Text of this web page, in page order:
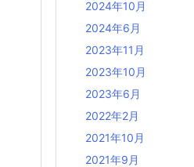
2024年10月
2024年6月
2023年11月
2023年10月
2023年6月
2022年2月
2021年10月
2021年9月